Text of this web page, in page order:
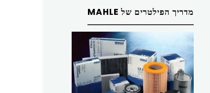
מדריך הפילטרים של MAHLE